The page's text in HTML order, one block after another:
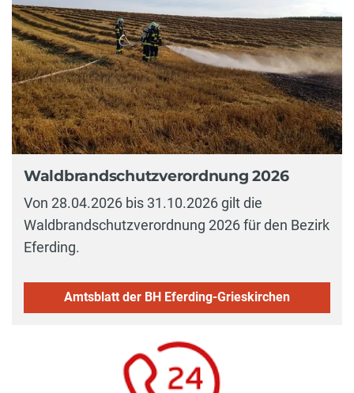
Waldbrandschutzverordnung 2026
Von 28.04.2026 bis 31.10.2026 gilt die
Waldbrandschutzverordnung 2026 für den Bezirk
Eferding.
Amtsblatt der BH Eferding-Grieskirchen